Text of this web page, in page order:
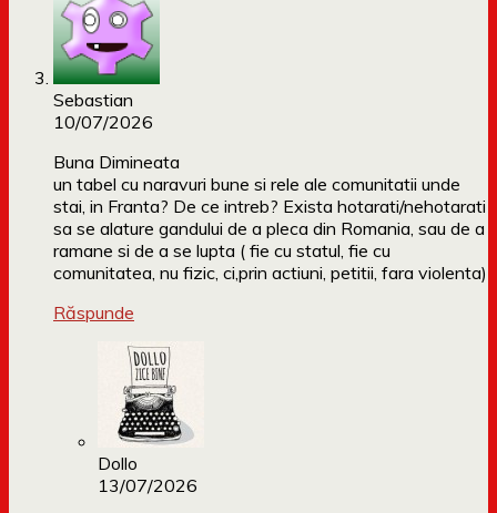
Sebastian
10/07/2026
Buna Dimineata
un tabel cu naravuri bune si rele ale comunitatii unde
stai, in Franta? De ce intreb? Exista hotarati/nehotarati
sa se alature gandului de a pleca din Romania, sau de a
ramane si de a se lupta ( fie cu statul, fie cu
comunitatea, nu fizic, ci,prin actiuni, petitii, fara violenta)
Răspunde
Dollo
13/07/2026